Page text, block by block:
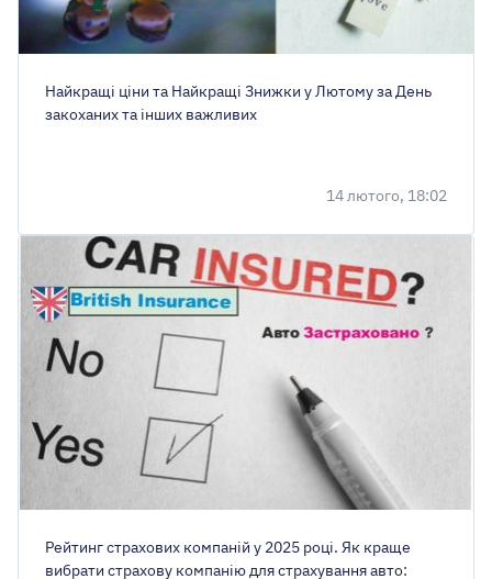
Найкращі ціни та Найкращі Знижки у Лютому за День
закоханих та інших важливих
14 лютого, 18:02
Рейтинг страхових компаній у 2025 році. Як краще
вибрати страхову компанію для страхування авто: